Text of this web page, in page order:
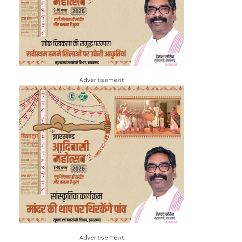
Advertisement
Advertisement